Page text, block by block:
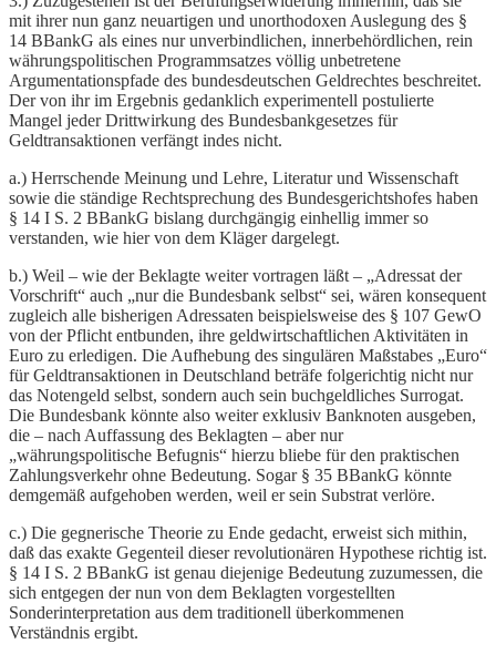
mit ihrer nun ganz neuartigen und unorthodoxen Auslegung des §
14 BBankG als eines nur unverbindlichen, innerbehördlichen, rein
währungspolitischen Programmsatzes völlig unbetretene
Argumentationspfade des bundesdeutschen Geldrechtes beschreitet.
Der von ihr im Ergebnis gedanklich experimentell postulierte
Mangel jeder Drittwirkung des Bundesbankgesetzes für
Geldtransaktionen verfängt indes nicht.
a.) Herrschende Meinung und Lehre, Literatur und Wissenschaft
sowie die ständige Rechtsprechung des Bundesgerichtshofes haben
§ 14 I S. 2 BBankG bislang durchgängig einhellig immer so
verstanden, wie hier von dem Kläger dargelegt.
b.) Weil – wie der Beklagte weiter vortragen läßt – „Adressat der
Vorschrift“ auch „nur die Bundesbank selbst“ sei, wären konsequent
zugleich alle bisherigen Adressaten beispielsweise des § 107 GewO
von der Pflicht entbunden, ihre geldwirtschaftlichen Aktivitäten in
Euro zu erledigen. Die Aufhebung des singulären Maßstabes „Euro“
für Geldtransaktionen in Deutschland beträfe folgerichtig nicht nur
das Notengeld selbst, sondern auch sein buchgeldliches Surrogat.
Die Bundesbank könnte also weiter exklusiv Banknoten ausgeben,
die – nach Auffassung des Beklagten – aber nur
„währungspolitische Befugnis“ hierzu bliebe für den praktischen
Zahlungsverkehr ohne Bedeutung. Sogar § 35 BBankG könnte
demgemäß aufgehoben werden, weil er sein Substrat verlöre.
c.) Die gegnerische Theorie zu Ende gedacht, erweist sich mithin,
daß das exakte Gegenteil dieser revolutionären Hypothese richtig ist.
§ 14 I S. 2 BBankG ist genau diejenige Bedeutung zuzumessen, die
sich entgegen der nun von dem Beklagten vorgestellten
Sonderinterpretation aus dem traditionell überkommenen
Verständnis ergibt.